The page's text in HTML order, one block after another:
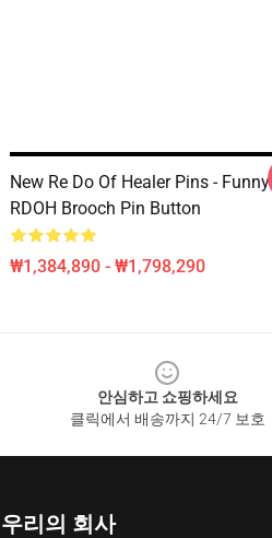
New Re Do Of Healer Pins - Funny
RDOH Brooch Pin Button
₩1,384,890 - ₩1,798,290
안심하고 쇼핑하세요
클릭에서 배송까지 24/7 보호
우리의 회사